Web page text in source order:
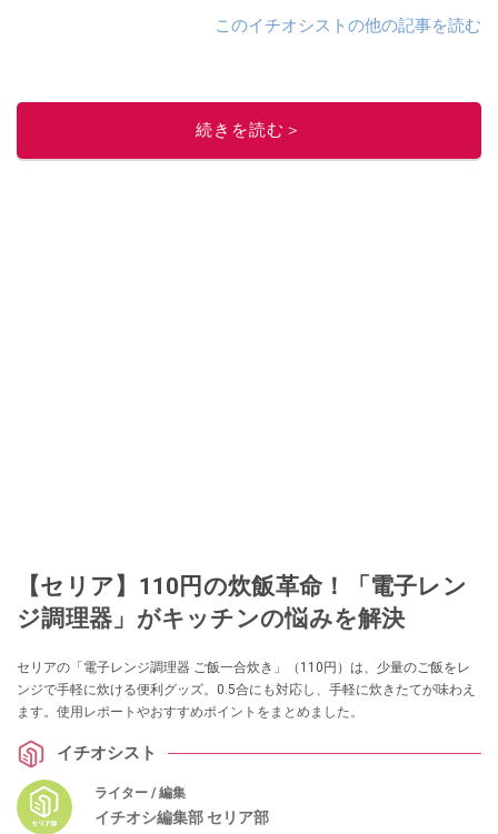
このイチオシストの他の記事を読む
続きを読む＞
【セリア】110円の炊飯革命！「電子レン
ジ調理器」がキッチンの悩みを解決
セリアの「電子レンジ調理器 ご飯一合炊き」（110円）は、少量のご飯をレ
ンジで手軽に炊ける便利グッズ。0.5合にも対応し、手軽に炊きたてが味わえ
ます。使用レポートやおすすめポイントをまとめました。
イチオシスト
ライター / 編集
イチオシ編集部 セリア部